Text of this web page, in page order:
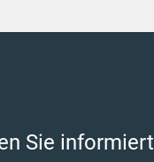
Sie informiert